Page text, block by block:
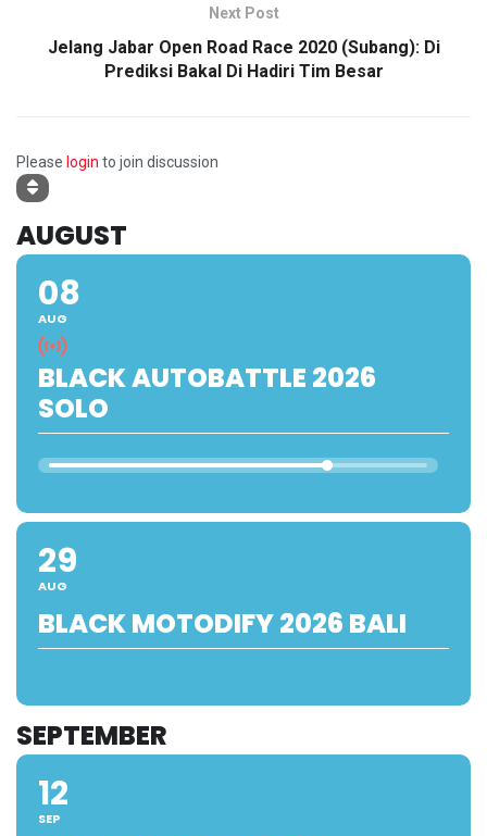
Next Post
Jelang Jabar Open Road Race 2020 (Subang): Di
Prediksi Bakal Di Hadiri Tim Besar
Please login to join discussion
AUGUST
08
AUG
BLACK AUTOBATTLE 2026
SOLO
29
AUG
BLACK MOTODIFY 2026 BALI
SEPTEMBER
12
SEP